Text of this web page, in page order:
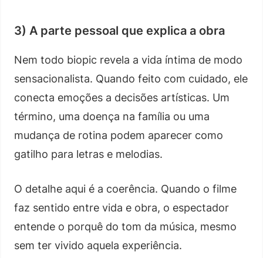
3) A parte pessoal que explica a obra
Nem todo biopic revela a vida íntima de modo
sensacionalista. Quando feito com cuidado, ele
conecta emoções a decisões artísticas. Um
término, uma doença na família ou uma
mudança de rotina podem aparecer como
gatilho para letras e melodias.
O detalhe aqui é a coerência. Quando o filme
faz sentido entre vida e obra, o espectador
entende o porquê do tom da música, mesmo
sem ter vivido aquela experiência.